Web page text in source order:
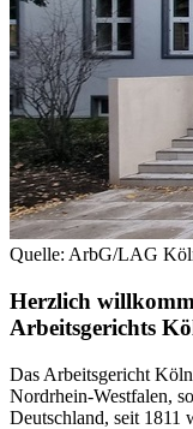
Quelle: ArbG/LAG
Herzlich
Arbeitsgerichts
Das Arbeitsgericht
Nordrhein-Westfalen,
Deutschland, seit 1811